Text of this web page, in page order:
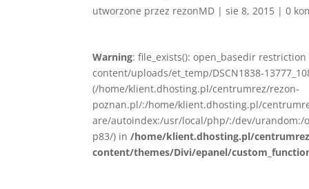
utworzone przez rezonMD |sie 8, 2015 |0
Warning: file_exists(): open_basedir
content/uploads/et_temp/DSCN1838-
(/home/klient.dhosting.pl/centrumrez/rezon-
poznan.pl/:/home/klient.dhosting.pl/
are/autoindex:/usr/local/php/:/dev/
p83/) in/home/klient.dhosting.pl/
content/themes/Divi/epanel/